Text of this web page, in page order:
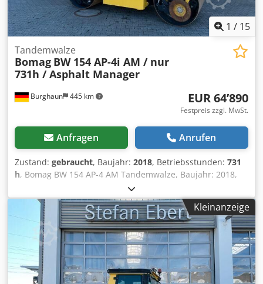
1 / 15
Burghaun 445 km
Tandemwalze
Bomag BW 154 AP-4i AM / nur
731h / Asphalt Manager
EUR 64’890
Festpreis zzgl. MwSt.
Anfragen Anrufen
Zustand: gebraucht, Baujahr: 2018, Betriebsstunden: 731
h, Bomag BW 154 AP-4 AM Tandemwalze, Baujahr: 2018,
Betriebsstunden: nur 731h, Motor: Kubota[55,4kW/75PS],
Asphalt Manager 2, Gewicht: 7.300kg, Glattbandbandage,
guter Zustand, sofort Einsatzbereit, Auf Wunsch
unterbreiten wir Ihnen ein Leasing- oder
Finanzierungsangebot, Herr Mihm(Tel. betreut Sie gerne.,
Weitere Informationen finden Sie auf unserer Homepage.,
Irrtümer und Zwischenverkauf vorbehalten! englisch:,
Bomag BW 154 AP-4 AM tandem roller, Year of
Kleinanzeige